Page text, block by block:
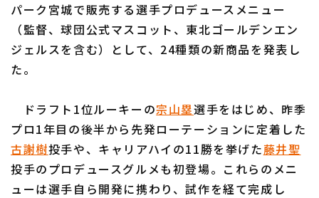
ファーム西地区
交流戦
東北楽天ゴールデンイーグルス
埼玉西武ライオンズ
オリックス・バファローズ
福岡ソフトバンクホークス
設定
パーク宮城で販売する選手プロデュースメニュー
（監督、球団公式マスコット、東北ゴールデンエン
ジェルスを含む）として、24種類の新商品を発表し
た。
ドラフト1位ルーキーの宗山塁選手をはじめ、昨季
プロ1年目の後半から先発ローテーションに定着した
古謝樹投手や、キャリアハイの11勝を挙げた藤井聖
投手のプロデュースグルメも初登場。これらのメニ
ューは選手自ら開発に携わり、試作を経て完成し